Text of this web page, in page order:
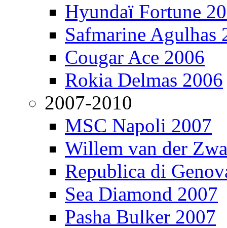
Hyundaï Fortune
Safmarine Agulhas
Cougar Ace 2006
Rokia Delmas 2006
2007-2010
MSC Napoli 2007
Willem van der
Republica di
Sea Diamond 2007
Pasha Bulker 2007